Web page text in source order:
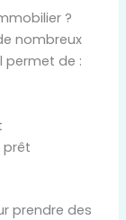
?
nombreux
permet de :
prendre des